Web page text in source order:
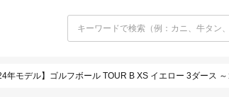
年モデル】ゴルフボール TOUR B XS イエロー 3ダース